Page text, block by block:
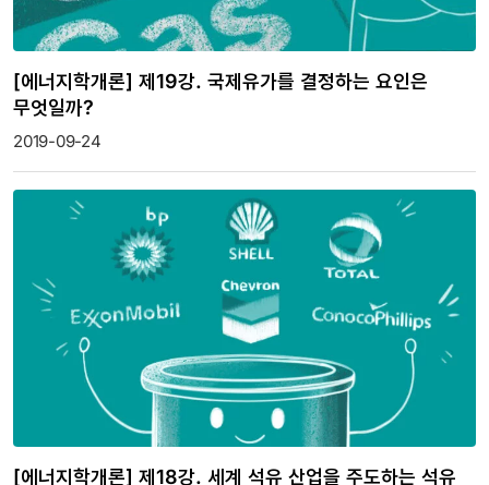
[에너지학개론] 제19강. 국제유가를 결정하는 요인은
무엇일까?
2019-09-24
[에너지학개론] 제18강. 세계 석유 산업을 주도하는 석유